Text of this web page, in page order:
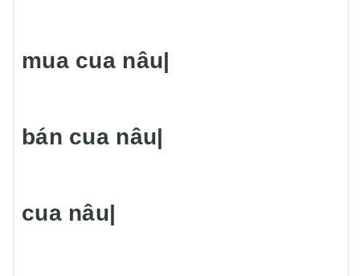
mua cua nâu|
bán cua nâu|
cua nâu|